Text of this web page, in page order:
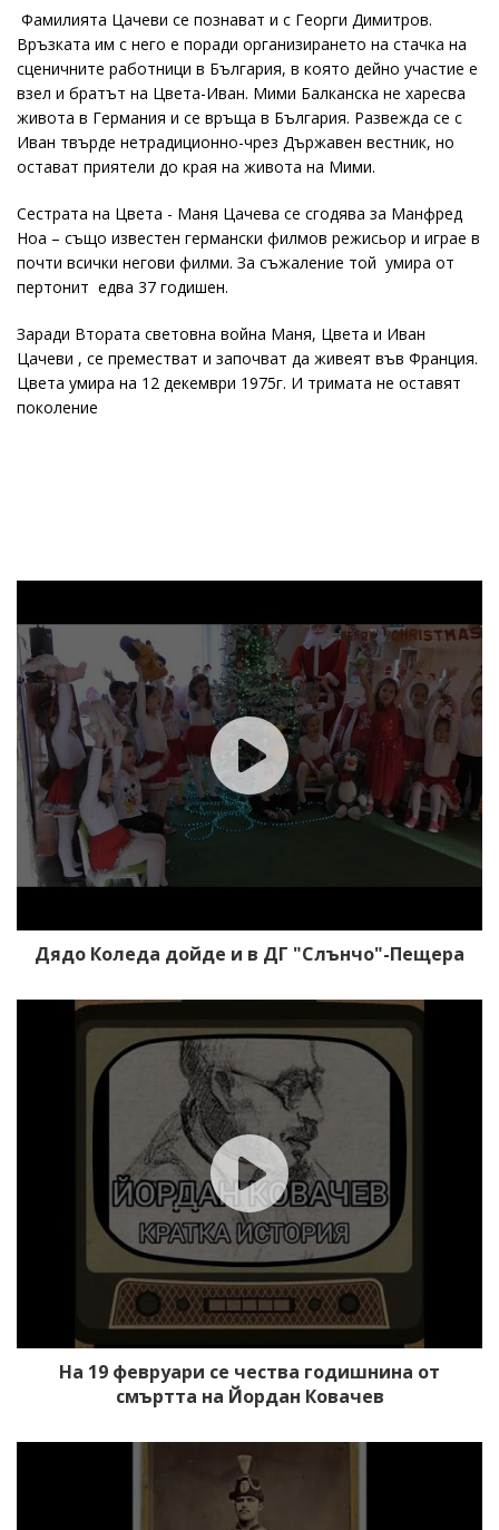
Фамилията Цачеви се познават и с Георги Димитров.
Връзката им с него е поради организирането на стачка на
сценичните работници в България, в която дейно участие е
взел и братът на Цвета-Иван. Мими Балканска не харесва
живота в Германия и се връща в България. Развежда се с
Иван твърде нетрадиционно-чрез Държавен вестник, но
остават приятели до края на живота на Мими.
Сестрата на Цвета - Маня Цачева се сгодява за Манфред
Ноа – също известен германски филмов режисьор и играе в
почти всички негови филми. За съжаление той умира от
пертонит едва 37 годишен.
Заради Втората световна война Маня, Цвета и Иван
Цачеви , се преместват и започват да живеят във Франция.
Цвета умира на 12 декември 1975г. И тримата не оставят
поколение
Дядо Коледа дойде и в ДГ "Слънчо"-Пещера
На 19 февруари се чества годишнина от
смъртта на Йордан Ковачев